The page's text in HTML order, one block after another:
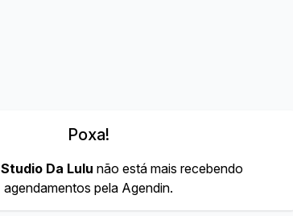
Poxa!
Studio Da Lulu não está mais recebendo
agendamentos pela Agendin.